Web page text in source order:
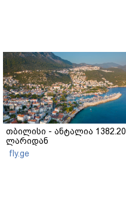
თბილისი - ანტალია 1382.20
ლარიდან
fly.ge